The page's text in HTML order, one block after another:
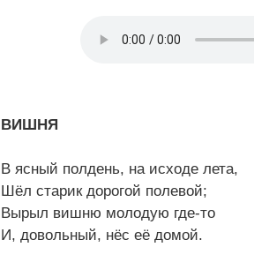
ВИШНЯ
В ясный полдень, на исходе лета,
Шёл старик дорогой полевой;
Вырыл вишню молодую где-то
И, довольный, нёс её домой.